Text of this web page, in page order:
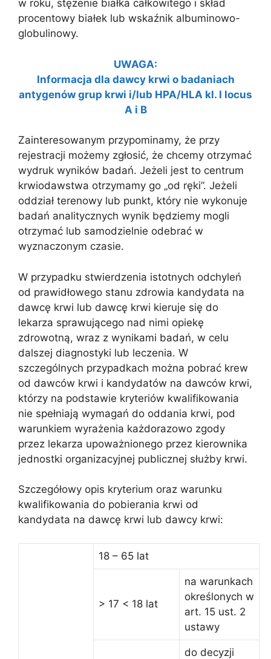
w roku, stężenie białka całkowitego i skład
procentowy białek lub wskaźnik albuminowo-
globulinowy.
UWAGA:
Informacja dla dawcy krwi o badaniach
antygenów grup krwi i/lub HPA/HLA kl. I locus
A i B
Zainteresowanym przypominamy, że przy
rejestracji możemy zgłosić, że chcemy otrzymać
wydruk wyników badań. Jeżeli jest to centrum
krwiodawstwa otrzymamy go „od ręki”. Jeżeli
oddział terenowy lub punkt, który nie wykonuje
badań analitycznych wynik będziemy mogli
otrzymać lub samodzielnie odebrać w
wyznaczonym czasie.
W przypadku stwierdzenia istotnych odchyleń
od prawidłowego stanu zdrowia kandydata na
dawcę krwi lub dawcę krwi kieruje się do
lekarza sprawującego nad nimi opiekę
zdrowotną, wraz z wynikami badań, w celu
dalszej diagnostyki lub leczenia. W
szczególnych przypadkach można pobrać krew
od dawców krwi i kandydatów na dawców krwi,
którzy na podstawie kryteriów kwalifikowania
nie spełniają wymagań do oddania krwi, pod
warunkiem wyrażenia każdorazowo zgody
przez lekarza upoważnionego przez kierownika
jednostki organizacyjnej publicznej służby krwi.
Szczegółowy opis kryterium oraz warunku
kwalifikowania do pobierania krwi od
kandydata na dawcę krwi lub dawcy krwi:
18 – 65 lat
> 17 < 18 lat
na warunkach
określonych w
art. 15 ust. 2
ustawy
do decyzji